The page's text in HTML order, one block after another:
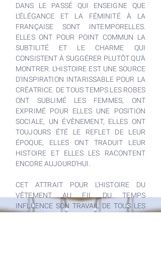
DANS LE PASSÉ QUI ENSEIGNE QUE
L'ÉLÉGANCE ET LA FÉMINITÉ À LA
FRANÇAISE SONT INTEMPORELLES.
ELLES ONT POUR POINT COMMUN LA
SUBTILITÉ ET LE CHARME QUI
CONSISTENT À SUGGÉRER PLUTÔT QU'À
MONTRER. L'HISTOIRE EST UNE SOURCE
D'INSPIRATION INTARISSABLE POUR LA
CRÉATRICE. DE TOUS TEMPS LES ROBES
ONT SUBLIMÉ LES FEMMES, ONT
EXPRIMÉ POUR ELLES UNE POSITION
SOCIALE, UN ÉVÈNEMENT, ELLES ONT
TOUJOURS ÉTÉ LE REFLET DE LEUR
ÉPOQUE, ELLES ONT TRADUIT LEUR
HISTOIRE ET ELLES LES RACONTENT
ENCORE AUJOURD'HUI.
CET ATTRAIT POUR L'HISTOIRE DU
VÊTEMENT AU FIL DU TEMPS
INFLUENCE SON TRAVAIL DE TOUS LES